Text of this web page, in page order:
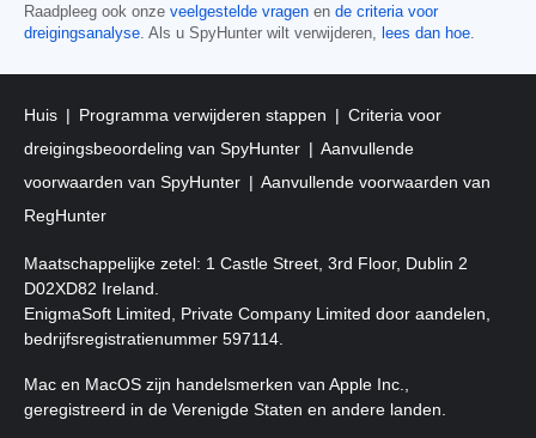
Raadpleeg ook onze veelgestelde vragen en de criteria voor
dreigingsanalyse . Als u SpyHunter wilt verwijderen, lees dan hoe
Huis Programma verwijderen stappen
Criteria voor
dreigingsbeoordeling van SpyHunter
Aanvullende
voorwaarden van SpyHunter
Aanvullende voorwaarden van
RegHunter
Maatschappelijke zetel: 1 Castle Street, 3rd Floor, Dublin 2
D02XD82 Ireland.
EnigmaSoft Limited, Private Company Limited door aandelen,
bedrijfsregistratienummer 597114.
Mac en MacOS zijn handelsmerken van Apple Inc.,
geregistreerd in de Verenigde Staten en andere landen.